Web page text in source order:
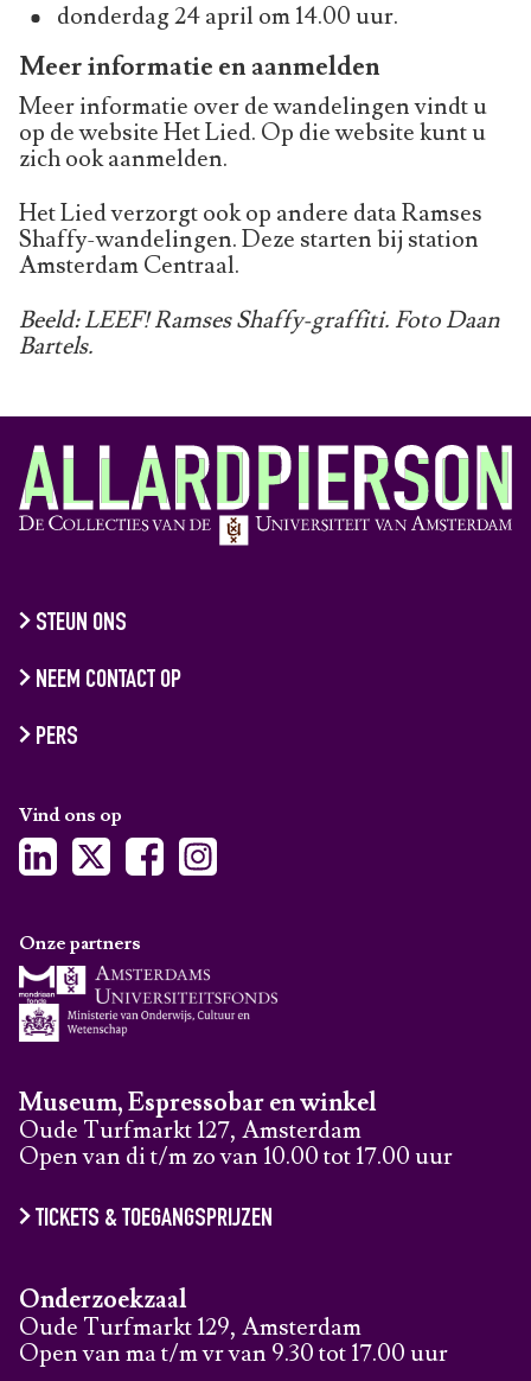
donderdag 24 april om 14.00 uur.
Meer informatie en aanmelden
Meer informatie over de wandelingen vindt u
op de website Het Lied. Op die website kunt u
zich ook aanmelden.
Het Lied verzorgt ook op andere data Ramses
Shaffy-wandelingen. Deze starten bij station
Amsterdam Centraal.
Beeld: LEEF! Ramses Shaffy-graffiti. Foto Daan
Bartels.
STEUN ONS
NEEM CONTACT OP
PERS
Vind ons op
Museum, Espressobar en winkel
Oude Turfmarkt 127, Amsterdam
Open van di t/m zo van 10.00 tot 17.00 uur
TICKETS & TOEGANGSPRIJZEN
Onderzoekzaal
Oude Turfmarkt 129, Amsterdam
Open van ma t/m vr van 9.30 tot 17.00 uur
Onze partners